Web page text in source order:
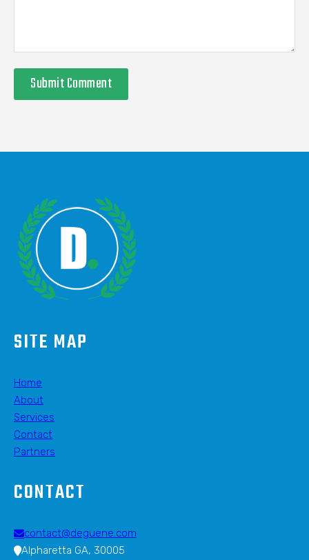
SITE MAP
Home
About
Services
Contact
Partners
CONTACT
contact@deguene.com
Alpharetta GA, 30005